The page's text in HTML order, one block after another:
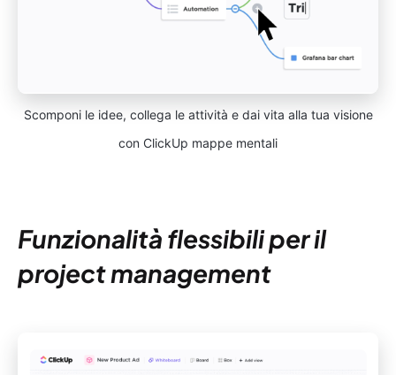
Scomponi le idee, collega le attività e dai vita alla tua visione
con ClickUp mappe mentali
Funzionalità flessibili per il
project management